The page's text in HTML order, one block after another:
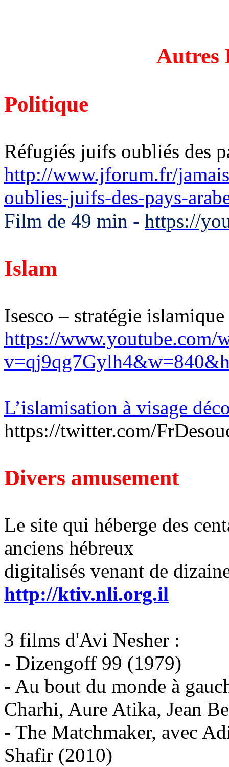
Autres
Politique
Réfugiés juifs oubliés des
http://www.jforum.fr/
oublies-juifs-des-pays-
Film de 49 min - https://
Islam
Isesco – stratégie
https://www.youtube.com/
L’islamisation à visage
https://twitter.com/
Divers amusement
Le site qui héberge des
anciens hébreux
digitalisés venant de
http://ktiv.nli.org.il
3 films d'Avi Nesher :
- Dizengoff 99 (1979)
- Au bout du monde à
Charhi, Aure Atika, Jean
- The Matchmaker, avec
Shafir (2010)